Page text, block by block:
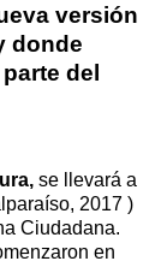
versión
donde
del
se llevará a
2017 )
Ciudadana.
en